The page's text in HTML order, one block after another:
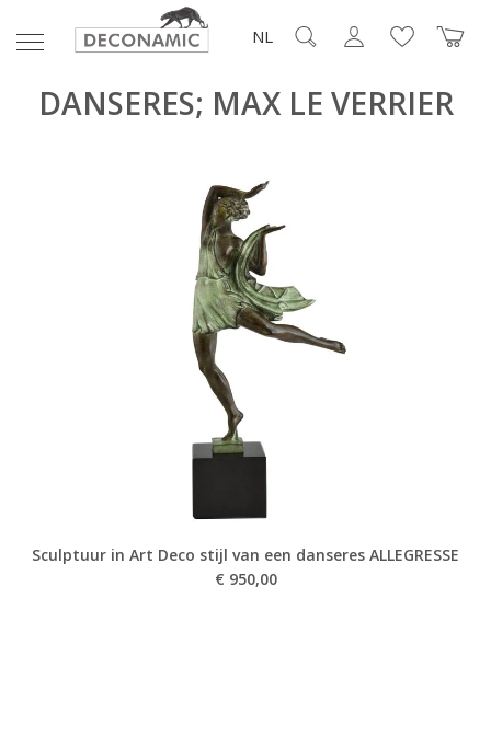
NL
DANSERES; MAX LE VERRIER
Sculptuur in Art Deco stijl van een danseres ALLEGRESSE
€ 950,00